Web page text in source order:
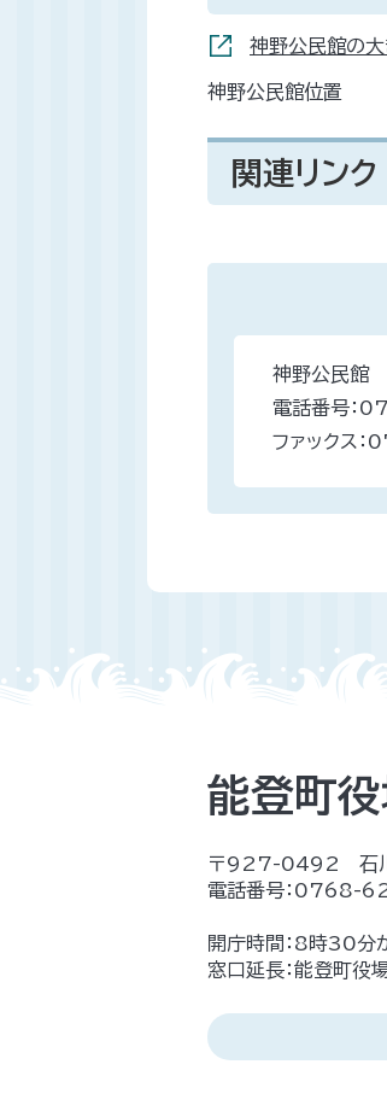
神野公民館の
神野公民館位置
関連リンク
神野公民館
電話番号
ファックス
能登町
〒927-0492 石川
電話番号： 0768-
開庁時間：8時30分
窓口延長：能登町役